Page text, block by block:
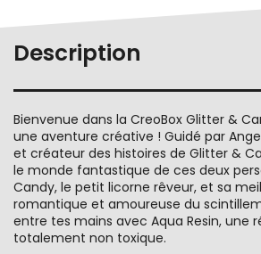
Description
Bienvenue dans la CreoBox Glitter &
une aventure créative ! Guidé par
et créateur des histoires de Glitter &
le monde fantastique de ces deux
Candy, le petit licorne rêveur, et sa
romantique et amoureuse du
entre tes mains avec Aqua Resin, une
totalement non toxique.